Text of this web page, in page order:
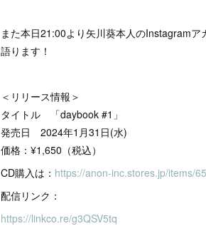
また本日21:00より矢川葵本人のInstagram
語ります！
＜リリース情報＞
タイトル 「daybook #1」
発売日 2024年1月31日(水)
価格：¥1,650（税込）
CD購入は： https://anon-inc.stores.jp/items/
配信リンク：
https://linkco.re/g3QSV5tq